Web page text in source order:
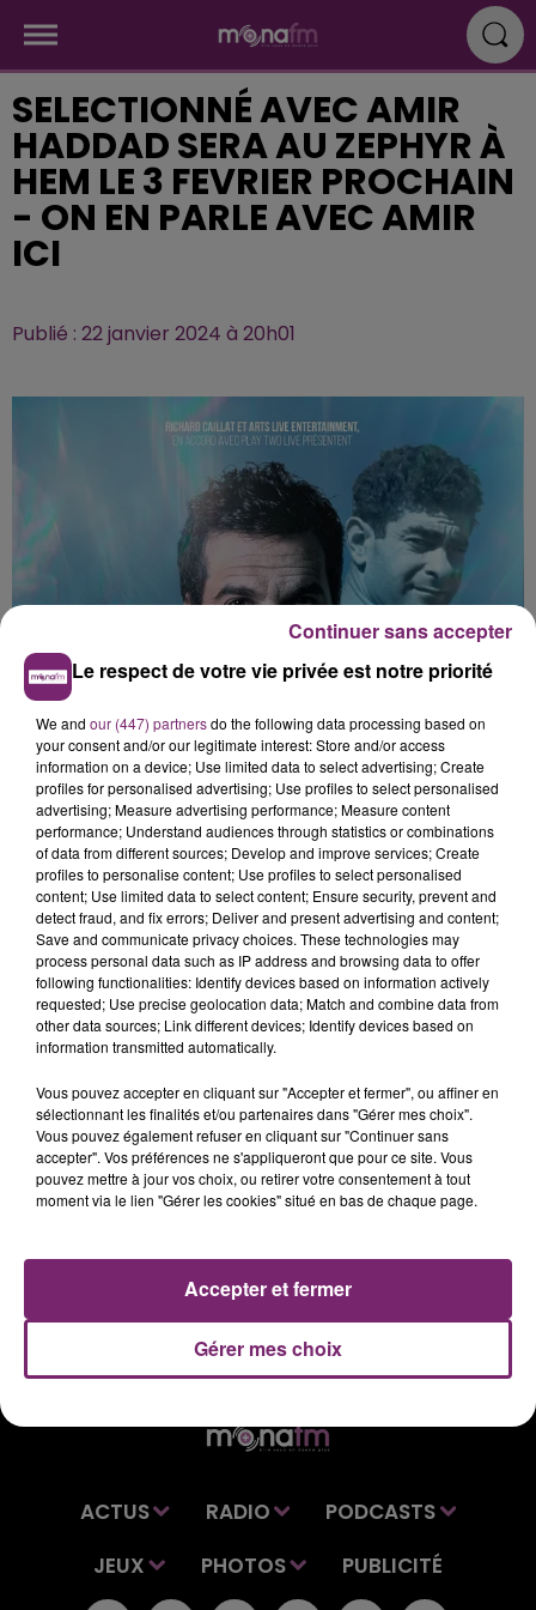
SELECTIONNÉ AVEC AMIR
HADDAD SERA AU ZEPHYR À
HEM LE 3 FEVRIER PROCHAIN
- ON EN PARLE AVEC AMIR
ICI
Publié : 22 janvier 2024 à 20h01
ACTUS RADIO
PODCASTS
JEUX
PHOTOS PUBLICITÉ
Le respect de votre vie privée est notre priorité
We and our (447) partnersdo the following data processing based on
your consent and/or our legitimate interest: Store and/or access
information on a device; Use limited data to select advertising; Create
profiles for personalised advertising; Use profiles to select personalised
advertising; Measure advertising performance; Measure content
performance; Understand audiences through statistics or combinations
of data from different sources; Develop and improve services; Create
profiles to personalise content; Use profiles to select personalised
content; Use limited data to select content; Ensure security, prevent and
detect fraud, and fix errors; Deliver and present advertising and content;
Save and communicate privacy choices. These technologies may
process personal data such as IP address and browsing data to offer
following functionalities: Identify devices based on information actively
requested; Use precise geolocation data; Match and combine data from
other data sources; Link different devices; Identify devices based on
information transmitted automatically.
Vous pouvez accepter en cliquant sur "Accepter et fermer", ou affiner en
sélectionnant les finalités et/ou partenaires dans "Gérer mes choix".
Vous pouvez également refuser en cliquant sur "Continuer sans
accepter". Vos préférences ne s'appliqueront que pour ce site. Vous
pouvez mettre à jour vos choix, ou retirer votre consentement à tout
moment via le lien "Gérer les cookies" situé en bas de chaque page.
Gérer mes choix
Accepter et fermer
Continuer sans accepter